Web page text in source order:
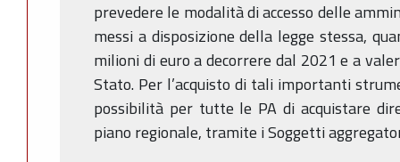
prevedere le modalità di accesso delle
messi a disposizione della legge stessa,
milioni di euro a decorrere dal 2021 e a
Stato. Per l’acquisto di tali importanti
possibilità per tutte le PA di acquistare
piano regionale, tramite i Soggetti